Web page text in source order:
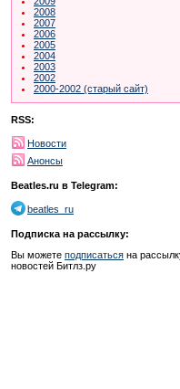
2008
2007
2006
2005
2004
2003
2002
2000-2002 (старый сайт)
RSS:
Новости
Анонсы
Beatles.ru в Telegram:
beatles_ru
Подписка на рассылку:
Вы можете подписаться на
новостей Битлз.ру